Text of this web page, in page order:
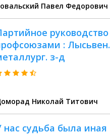
Павел Федорович
руководство
: Лысьвен.
з-д
Николай Титович
нас судьба была иная